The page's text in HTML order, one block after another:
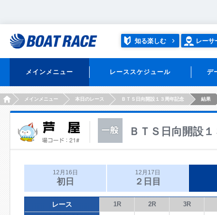
知る楽しむ レーサ
メインメニュー レーススケジュール デ
HOMEメインメニュー 本日のレース ＢＴＳ日向開設１３周年記念 結果
ＢＴＳ日向開設
12月16日
初日
12月17日
２日目
レース 1R 2R 3R